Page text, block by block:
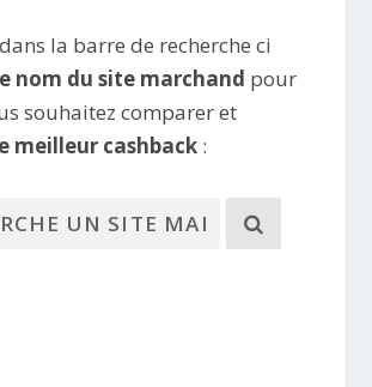
la barre de recherche ci
nom du site marchand pour
souhaitez comparer et
meilleur cashback :